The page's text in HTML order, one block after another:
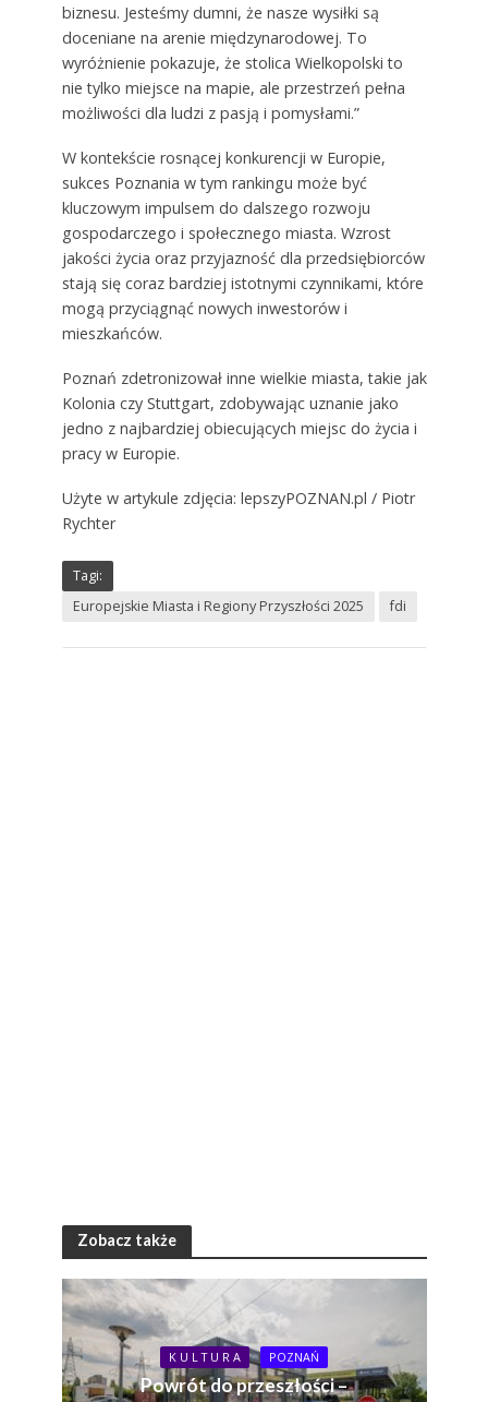
biznesu. Jesteśmy dumni, że nasze wysiłki są
doceniane na arenie międzynarodowej. To
wyróżnienie pokazuje, że stolica Wielkopolski to
nie tylko miejsce na mapie, ale przestrzeń pełna
możliwości dla ludzi z pasją i pomysłami.”
W kontekście rosnącej konkurencji w Europie,
sukces Poznania w tym rankingu może być
kluczowym impulsem do dalszego rozwoju
gospodarczego i społecznego miasta. Wzrost
jakości życia oraz przyjazność dla przedsiębiorców
stają się coraz bardziej istotnymi czynnikami, które
mogą przyciągnąć nowych inwestorów i
mieszkańców.
Poznań zdetronizował inne wielkie miasta, takie jak
Kolonia czy Stuttgart, zdobywając uznanie jako
jedno z najbardziej obiecujących miejsc do życia i
pracy w Europie.
Użyte w artykule zdjęcia: lepszyPOZNAN.pl / Piotr
Rychter
Tagi:
Europejskie Miasta i Regiony Przyszłości 2025
fdi
Zobacz także
K U L T U R A POZNAŃ
Powrót do przeszłości –